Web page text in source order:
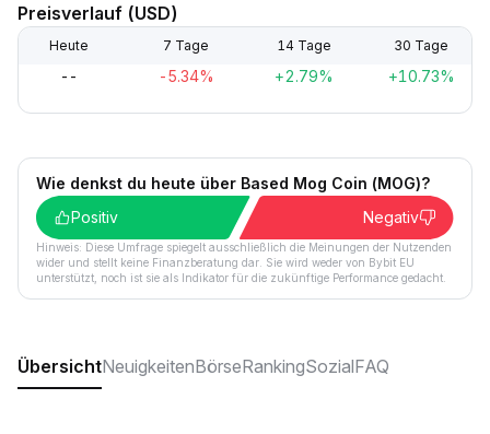
Preisverlauf (USD)
Heute 7 Tage 14 Tage 30 Tage
-- -5.34% +2.79% +10.73%
Wie denkst du heute über Based Mog Coin (MOG)?
Positiv
Negativ
Hinweis: Diese Umfrage spiegelt ausschließlich die Meinungen der Nutzenden
wider und stellt keine Finanzberatung dar. Sie wird weder von Bybit EU
unterstützt, noch ist sie als Indikator für die zukünftige Performance gedacht.
ÜbersichtNeuigkeitenBörseRankingSozialFAQ